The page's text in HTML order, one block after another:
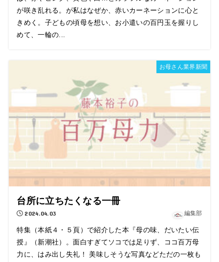
が咲き乱れる。が私はなぜか、赤いカーネーションに心と
きめく。子どもの頃母を想い、お小遣いの百円玉を握りし
めて、一輪の...
お母さん業界新聞
台所に立ちたくなる一冊
2024.04.03 編集部
特集（本紙４・５頁）で紹介した本『母の味、だいたい伝
授』（新潮社）。面白すぎてソコでは足りず、ココ百万母
力に、はみ出し失礼！ 美味しそうな写真などただの一枚も